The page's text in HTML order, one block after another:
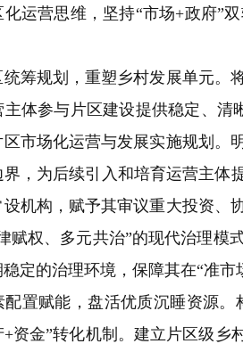
营思维，坚持“市场+政府”双
规划，重塑乡村发展单元。将
体参与片区建设提供稳定、清
市场化运营与发展实施规划。
，为后续引入和培育运营主体
机构，赋予其审议重大投资、
赋权、多元共治”的现代治理
定的治理环境，保障其在“准
赋能，盘活优质沉睡资源。
+资金”转化机制。建立片区级